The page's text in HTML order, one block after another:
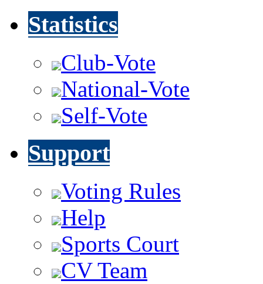
Statistics
Club-Vote
National-Vote
Self-Vote
Support
Voting Rules
Help
Sports Court
CV Team